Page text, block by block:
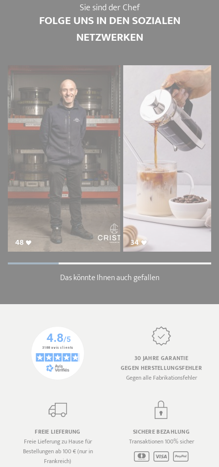
Sie sind der Chef
FOLGE UNS IN DEN SOZIALEN
NETZWERKEN
48 34
Das könnte Ihnen auch gefallen
30 JAHRE GARANTIE
GEGEN HERSTELLUNGSFEHLER
Gegen alle Fabrikationsfehler
FREIE LIEFERUNG
Freie Lieferung zu Hause für
Bestellungen ab 100 € (nur in
Frankreich)
SICHERE BEZAHLUNG
Transaktionen 100% sicher